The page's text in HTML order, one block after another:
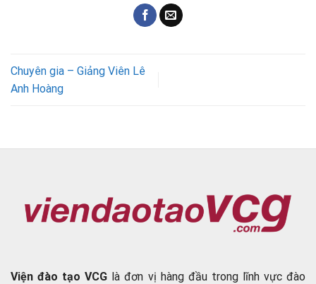
Chuyên gia – Giảng Viên Lê
Anh Hoàng
Viện đào tạo VCG là đơn vị hàng đầu trong lĩnh vực đào